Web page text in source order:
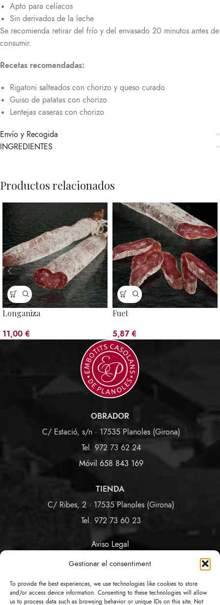
Gestionar el consentiment
To provide the best experiences, we use technologies like cookies to store
and/or access device information. Consenting to these technologies will allow
us to process data such as browsing behavior or unique IDs on this site. Not
Apto para celíacos
Sin derivados de la leche
Se recomienda retirar del frío y del envasado 20 minutos antes de
consumir.
Recetas recomendadas:
Rigatoni salteados con chorizo y queso curado
Guiso de patatas con chorizo
Lentejas caseras con chorizo
Envío y Recogida
INGREDIENTES
Productos relacionados
Longaniza
11,00 €
Fuet
5,87 €
OBRADOR
C/ Estació, s/n · 17535 Planoles (Girona)
Tel. 972 73 62 24
Móvil 658 843 169
TIENDA
C/ Ribes, 2 · 17535 Planoles (Girona)
Tel. 972 73 60 23
Aviso Legal
Política de Privacidad y Cookies
Política de Enlaces
Protección de Datos COVID-19